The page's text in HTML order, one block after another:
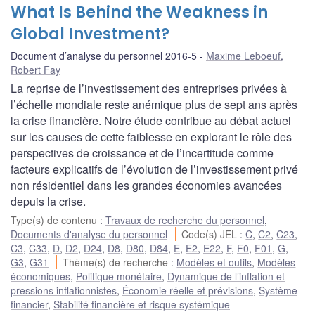
What Is Behind the Weakness in
Global Investment?
Document d’analyse du personnel 2016-5 Maxime Leboeuf,
Robert Fay
La reprise de l’investissement des entreprises privées à
l’échelle mondiale reste anémique plus de sept ans après
la crise financière. Notre étude contribue au débat actuel
sur les causes de cette faiblesse en explorant le rôle des
perspectives de croissance et de l’incertitude comme
facteurs explicatifs de l’évolution de l’investissement privé
non résidentiel dans les grandes économies avancées
depuis la crise.
Type(s) de contenu : Travaux de recherche du personnel,
Documents d'analyse du personnel
Code(s) JEL :C,C2,C23,
C3, C33, D, D2, D24, D8, D80, D84, E, E2, E22, F, F0, F01 , G,
G3, G31 Thème(s) de recherche : Modèles et outils, Modèles
économiques, Politique monétaire, Dynamique de l’inflation et
pressions inflationnistes, Économie réelle et prévisions, Système
financier, Stabilité financière et risque systémique